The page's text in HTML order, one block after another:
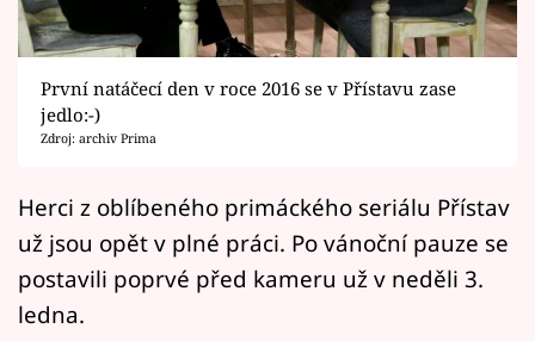
Sledujte prima+
Filmový festival Karlovy Vary
Mámy sobě
Přihlášení
První natáčecí den v roce 2016 se v Přístavu zase
jedlo:-)
Zdroj: archiv Prima
Herci z oblíbeného primáckého seriálu Přístav
už jsou opět v plné práci. Po vánoční pauze se
postavili poprvé před kameru už v neděli 3.
ledna.